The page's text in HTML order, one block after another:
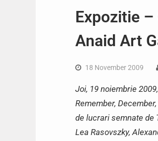
Expozitie –
Anaid Art
18 November 2009
Joi, 19 noiembrie
Remember,
de lucrari semnate de
Lea Rasovszky,